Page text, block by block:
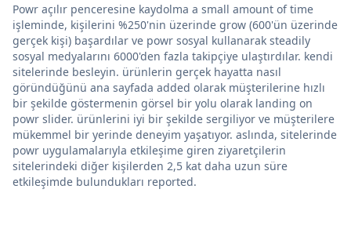
Powr açılır penceresine kaydolma a small amount of time
işleminde, kişilerini %250'nin üzerinde grow (600'ün üzerinde
gerçek kişi) başardılar ve powr sosyal kullanarak steadily
sosyal medyalarını 6000'den fazla takipçiye ulaştırdılar. kendi
sitelerinde besleyin. ürünlerin gerçek hayatta nasıl
göründüğünü ana sayfada added olarak müşterilerine hızlı
bir şekilde göstermenin görsel bir yolu olarak landing on
powr slider. ürünlerini iyi bir şekilde sergiliyor ve müşterilere
mükemmel bir yerinde deneyim yaşatıyor. aslında, sitelerinde
powr uygulamalarıyla etkileşime giren ziyaretçilerin
sitelerindeki diğer kişilerden 2,5 kat daha uzun süre
etkileşimde bulundukları reported.